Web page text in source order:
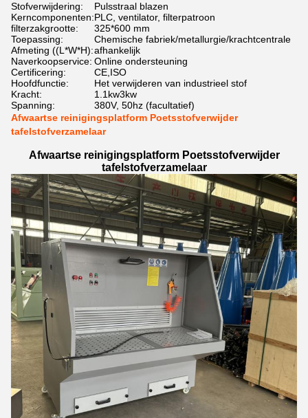
Stofverwijdering:
Pulsstraal blazen
Kerncomponenten:PLC, ventilator, filterpatroon
filterzakgrootte:
325*600 mm
Toepassing:
Chemische fabriek/metallurgie/krachtcentrale
Afmeting ((L*W*H):afhankelijk
Naverkoopservice: Online ondersteuning
Certificering:
CE,ISO
Hoofdfunctie:
Het verwijderen van industrieel stof
Kracht:
1.1kw3kw
Spanning:
380V, 50hz (facultatief)
Afwaartse reinigingsplatform Poetsstofverwijder
tafelstofverzamelaar
Afwaartse reinigingsplatform Poetsstofverwijder
tafelstofverzamelaar